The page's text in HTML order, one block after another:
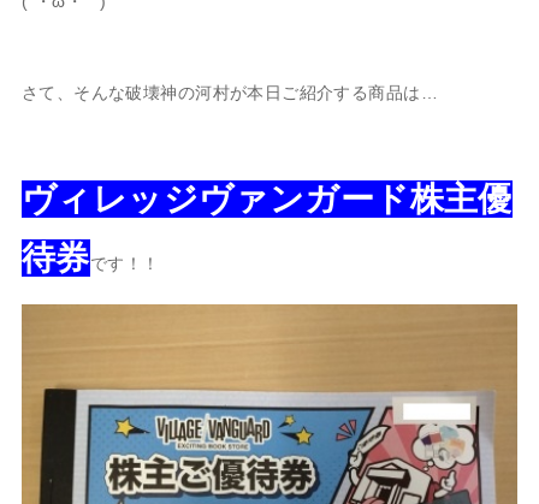
さて、そんな破壊神の河村が本日ご紹介する商品は…
ヴィレッジヴァンガード株主優
待券です！！